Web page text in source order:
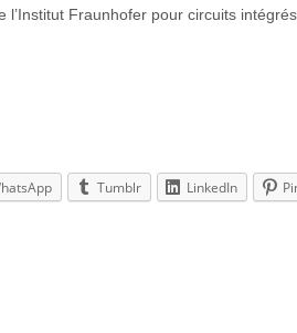
Fraunhofer pour circuits
Tumblr LinkedIn